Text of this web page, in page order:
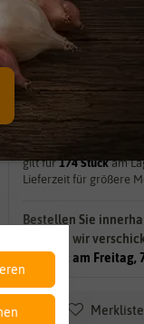
sofort lieferbar
gilt für174Stückam
Lieferzeit für größere
Bestellen Sie
und wir
morgen, am Freitag,
Merkliste